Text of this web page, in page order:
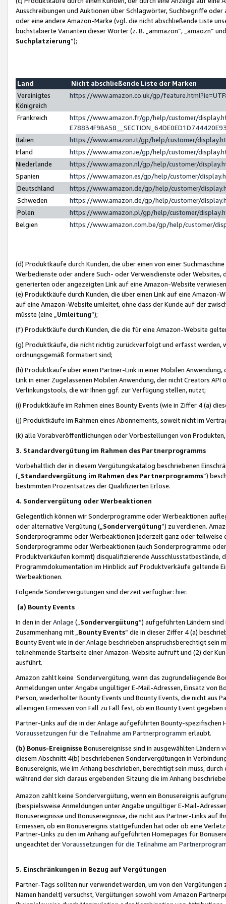
Ausschreibungen und Auktionen über Schlagwörter, Suchbegriffe
oder eine andere Amazon-Marke (vgl. die nicht abschließende Liste
buchstabierte Varianten dieser Wörter (z. B. „ammazon“, „amaozn“
Suchplatzierung”);
Land
Nicht abschließende Liste der Marken
Vereinigtes
Königreich
https://www.amazon.co.uk/gp/
Frankreich
https://www.amazon.fr/gp/help/customer/
Italien
https://www.amazon.it/gp/help/customer/
Irland
https://www.amazon.ie/gp/help/customer/
Niederlande
https://www.amazon.nl/gp/help/customer/
Spanien
https://www.amazon.es/gp/help/customer/
Deutschland
https://www.amazon.de/gp/help/customer/
Schweden
https://www.amazon.de/gp/help/customer/
Polen
https://www.amazon.pl/gp/help/customer/
Belgien
https://www.amazon.com.be/gp/help/customer/
(d) Produktkäufe durch Kunden, die über einen von einer
Werbedienste oder andere Such- oder Verweisdienste oder Websites,
generierten oder angezeigten Link auf eine Amazon-Website
(e) Produktkäufe durch Kunden, die über einen Link auf eine
auf eine Amazon-Website umleitet, ohne dass der Kunde auf der
müsste (eine „ Umleitung“);
(f) Produktkäufe durch Kunden, die die für eine Amazon-Website
(g) Produktkäufe, die nicht richtig zurückverfolgt und erfasst werden,
ordnungsgemäß formatiert sind;
(h) Produktkäufe über einen Partner-Link in einer Mobilen
Link in einer Zugelassenen Mobilen Anwendung, der nicht Creators
Verlinkungstools, die wir Ihnen ggf. zur Verfügung stellen, nutzt;
(i) Produktkäufe im Rahmen eines Bounty Events (wie in Ziffer 4 (a)
(j) Produktkäufe im Rahmen eines Abonnements, soweit nicht im
(k) alle Vorabveröffentlichungen oder Vorbestellungen von
3. Standardvergütung im Rahmen des Partnerprogramms
Vorbehaltlich der in diesem Vergütungskatalog beschriebenen
(„ Standardvergütung im Rahmen des Partnerprogramms“)
bestimmten Prozentsatzes der Qualifizierten Erlöse.
4. Sondervergütung oder Werbeaktionen
Gelegentlich können wir Sonderprogramme oder Werbeaktionen
oder alternative Vergütung („ Sondervergütung”) zu verdienen.
Sonderprogramme oder Werbeaktionen jederzeit ganz oder
Sonderprogramme oder Werbeaktionen (auch Sonderprogramme
Produktverkäufen kommt) disqualifizierende Ausschlusstatbestände,
Programmdokumentation im Hinblick auf Produktverkäufe geltende
Werbeaktionen.
Folgende Sondervergütungen sind derzeit verfügbar: hier.
(a) Bounty Events
In den in derAnlage („ Sondervergütung“) aufgeführten Ländern
Zusammenhang mit „ Bounty Events“ die in dieser Ziffer 4 (a)
Bounty Event wie in der Anlage beschrieben anspruchsberechtigt sein
teilnehmende Startseite einer Amazon-Website aufruft und (2) der
ausführt.
Amazon zahlt keine Sondervergütung, wenn das zugrundeliegende
Anmeldungen unter Angabe ungültiger E-Mail-Adressen, Einsatz von
Person, wiederholter Bounty Events und Bounty Events, die nicht
alleinigen Ermessen von Fall zu Fall fest, ob ein Bounty Event
Partner-Links auf die in der Anlage aufgeführten Bounty-spezifischen
Voraussetzungen für die Teilnahme am Partnerprogramm erlaubt.
(b) Bonus-Ereignisse Bonusereignisse sind in ausgewählten Ländern
diesem Abschnitt 4(b) beschriebenen Sondervergütungen in
Bonusereignis, wie im Anhang beschrieben, berechtigt sein muss,
während der sich daraus ergebenden Sitzung die im Anhang
Amazon zahlt keine Sondervergütung, wenn ein Bonusereignis
(beispielsweise Anmeldungen unter Angabe ungültiger E-Mail-
Bonusereignisse und Bonusereignisse, die nicht aus Partner-Links auf
Ermessen, ob ein Bonusereignis stattgefunden hat oder ob eine
Partner-Links zu den im Anhang aufgeführten Homepages für
ungeachtet derVoraussetzungen für die Teilnahme am
5. Einschränkungen in Bezug auf Vergütungen
Partner-Tags sollten nur verwendet werden, um von den
Namen handelt) versuchst, Vergütungen sowohl vom Amazon